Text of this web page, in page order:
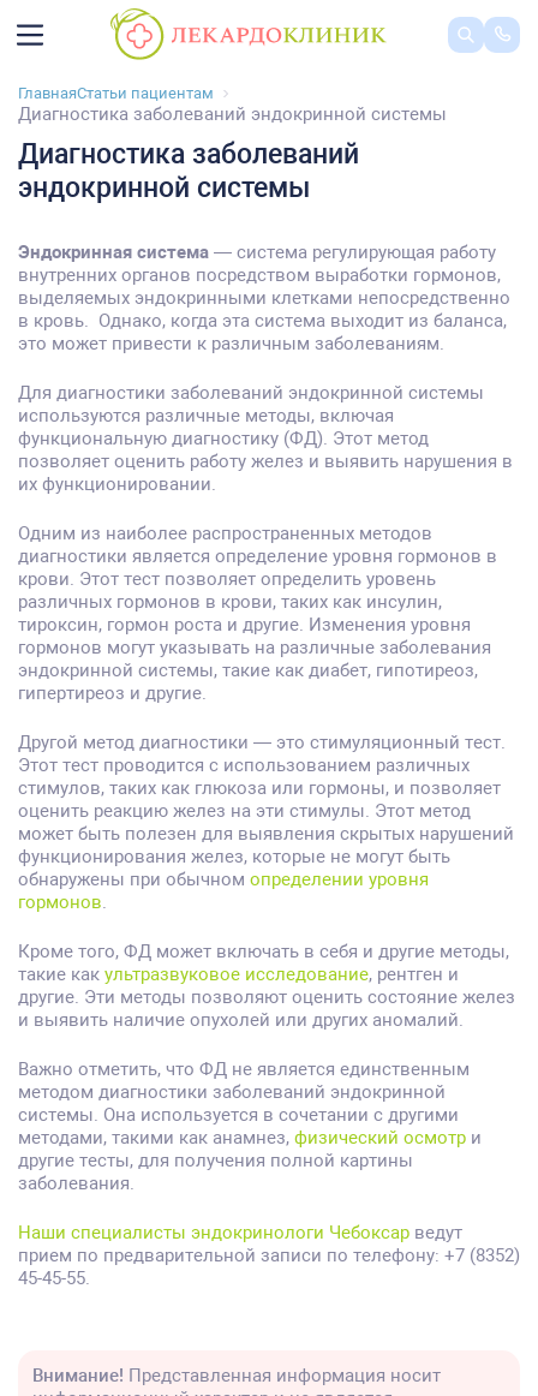
ГлавнаяСтатьи пациентам
Диагностика заболеваний эндокринной системы
Диагностика заболеваний
эндокринной системы
Эндокринная система — система регулирующая работу
внутренних органов посредством выработки гормонов,
выделяемых эндокринными клетками непосредственно
в кровь. Однако, когда эта система выходит из баланса,
это может привести к различным заболеваниям.
Для диагностики заболеваний эндокринной системы
используются различные методы, включая
функциональную диагностику (ФД). Этот метод
позволяет оценить работу желез и выявить нарушения в
их функционировании.
Одним из наиболее распространенных методов
диагностики является определение уровня гормонов в
крови. Этот тест позволяет определить уровень
различных гормонов в крови, таких как инсулин,
тироксин, гормон роста и другие. Изменения уровня
гормонов могут указывать на различные заболевания
эндокринной системы, такие как диабет, гипотиреоз,
гипертиреоз и другие.
Другой метод диагностики — это стимуляционный тест.
Этот тест проводится с использованием различных
стимулов, таких как глюкоза или гормоны, и позволяет
оценить реакцию желез на эти стимулы. Этот метод
может быть полезен для выявления скрытых нарушений
функционирования желез, которые не могут быть
обнаружены при обычном определении уровня
гормонов.
Кроме того, ФД может включать в себя и другие методы,
такие как ультразвуковое исследование, рентген и
другие. Эти методы позволяют оценить состояние желез
и выявить наличие опухолей или других аномалий.
Важно отметить, что ФД не является единственным
методом диагностики заболеваний эндокринной
системы. Она используется в сочетании с другими
методами, такими как анамнез, физический осмотр и
другие тесты, для получения полной картины
заболевания.
Наши специалисты эндокринологи Чебоксар ведут
прием по предварительной записи по телефону: +7 (8352)
45-45-55.
Внимание! Представленная информация носит